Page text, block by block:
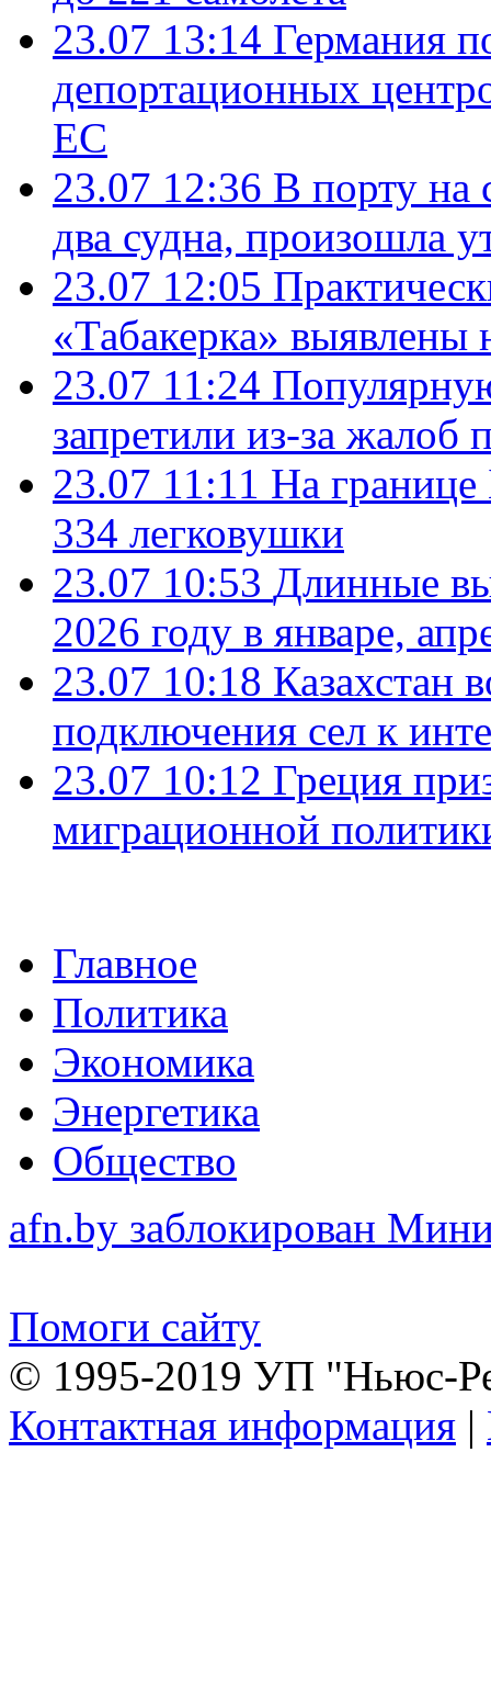
23.07 13:14 Германия
депортационных
ЕС
23.07 12:36 В порту на
два судна, произошла
23.07 12:05
«Табакерка»
23.07 11:24
запретили из-за жалоб
23.07 11:11 На границе
334 легковушки
23.07 10:53 Длинные
2026 году в январе,
23.07 10:18 Казахстан
подключения сел к
23.07 10:12 Греция
миграционной
Главное
Политика
Экономика
Энергетика
Общество
afn.by заблокирован
Помоги сайту
© 1995-2019 УП "Ньюс-
Контактная информация |